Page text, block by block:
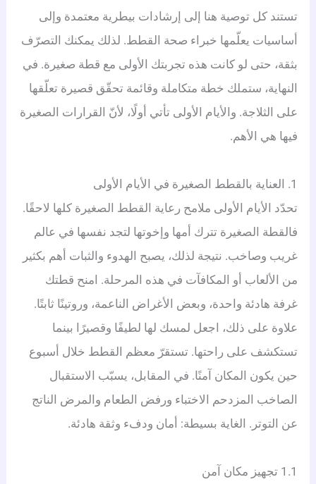
تستند كل توصية هنا إلى إرشادات بيطرية معتمدة وإلى
أساسيات يعلّمها خبراء صحة القطط. لذلك يمكنك التصرّف
بثقة، حتى لو كانت هذه تجربتك الأولى مع قطة صغيرة. في
النهاية، ستملك خطة متكاملة وقائمة تحقّق قصيرة تعلّقها
على الثلاجة. والأيام الأولى تأتي أولًا، لأنّ القرارات الصغيرة
فيها هي الأهم.
تحدّد الأيام الأولى ملامح رعاية القطط الصغيرة كلها لاحقًا.
فالقطة الصغيرة تترك أمها وإخوتها لتجد نفسها في عالم
غريب وصاخب. نتيجة لذلك، يصبح الهدوء والثبات أهم بكثير
من الألعاب أو المكافآت في هذه المرحلة. امنح قطتك
غرفة هادئة واحدة، وبعض الأغراض الناعمة، وروتينًا ثابتًا.
علاوة على ذلك، اجعل لمسك لها لطيفًا وقصيرًا بينما
تستكشف على راحتها. تستقرّ معظم القطط خلال أسبوع
حين يكون المكان آمنًا. في المقابل، يسبّب الاستقبال
الصاخب المزدحم الاختباء ورفض الطعام والمرض الناتج
عن التوتر. الغاية بسيطة: أمان ودفء وثقة هادئة.
1.1 تجهيز مكان آمن